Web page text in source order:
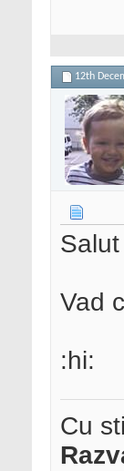
12th
Vad
:hi:
Cu